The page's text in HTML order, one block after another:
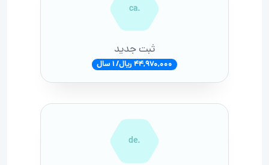
.ca
ثبت جدید
44,970,000 ریال/ 1 سال
.de